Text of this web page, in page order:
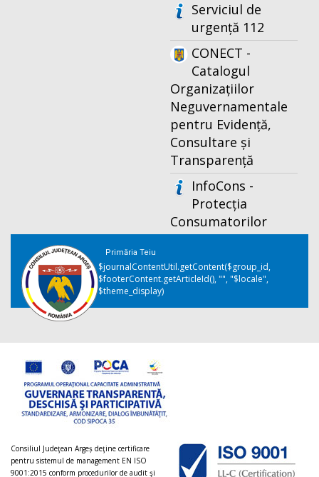
Serviciul de
urgență 112
CONECT -
Catalogul
Organizațiilor
Neguvernamentale
pentru Evidență,
Consultare și
Transparență
InfoCons -
Protecția
Consumatorilor
Primăria Teiu
$journalContentUtil.getContent($group_id,
$footerContent.getArticleId(), "", "$locale",
$theme_display)
Consiliul Judeţean Argeș deţine certificare
pentru sistemul de management EN ISO
9001:2015 conform procedurilor de audit şi